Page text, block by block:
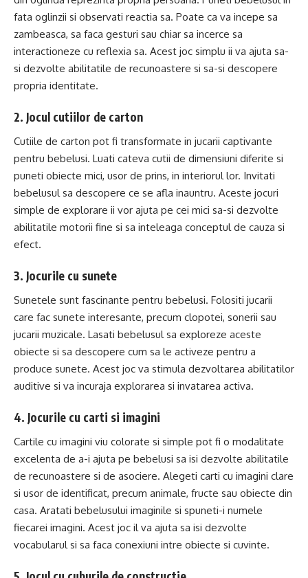
fata oglinzii si observati reactia sa. Poate ca va incepe sa
zambeasca, sa faca gesturi sau chiar sa incerce sa
interactioneze cu reflexia sa. Acest joc simplu ii va ajuta sa-
si dezvolte abilitatile de recunoastere si sa-si descopere
propria identitate.
2. Jocul cutiilor de carton
Cutiile de carton pot fi transformate in jucarii captivante
pentru bebelusi. Luati cateva cutii de dimensiuni diferite si
puneti obiecte mici, usor de prins, in interiorul lor. Invitati
bebelusul sa descopere ce se afla inauntru. Aceste jocuri
simple de explorare ii vor ajuta pe cei mici sa-si dezvolte
abilitatile motorii fine si sa inteleaga conceptul de cauza si
efect.
3. Jocurile cu sunete
Sunetele sunt fascinante pentru bebelusi. Folositi jucarii
care fac sunete interesante, precum clopotei, sonerii sau
jucarii muzicale. Lasati bebelusul sa exploreze aceste
obiecte si sa descopere cum sa le activeze pentru a
produce sunete. Acest joc va stimula dezvoltarea abilitatilor
auditive si va incuraja explorarea si invatarea activa.
4. Jocurile cu carti si imagini
Cartile cu imagini viu colorate si simple pot fi o modalitate
excelenta de a-i ajuta pe bebelusi sa isi dezvolte abilitatile
de recunoastere si de asociere. Alegeti carti cu imagini clare
si usor de identificat, precum animale, fructe sau obiecte din
casa. Aratati bebelusului imaginile si spuneti-i numele
fiecarei imagini. Acest joc il va ajuta sa isi dezvolte
vocabularul si sa faca conexiuni intre obiecte si cuvinte.